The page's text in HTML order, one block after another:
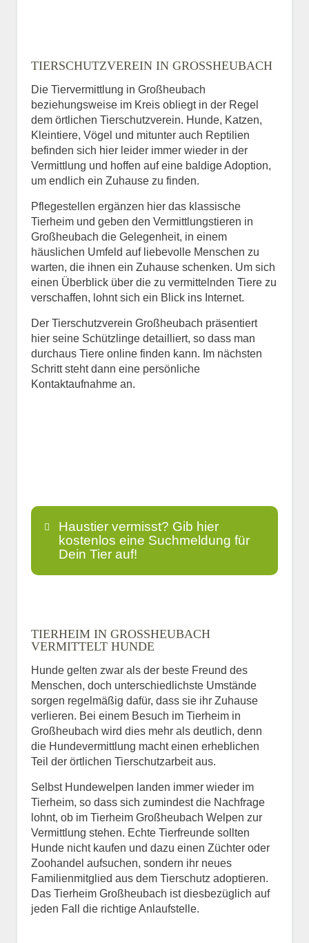
TIERSCHUTZVEREIN IN GROSSHEUBACH
Die Tiervermittlung in Großheubach
beziehungsweise im Kreis obliegt in der Regel
dem örtlichen Tierschutzverein. Hunde, Katzen,
Kleintiere, Vögel und mitunter auch Reptilien
befinden sich hier leider immer wieder in der
Vermittlung und hoffen auf eine baldige Adoption,
um endlich ein Zuhause zu finden.
Pflegestellen ergänzen hier das klassische
Tierheim und geben den Vermittlungstieren in
Großheubach die Gelegenheit, in einem
häuslichen Umfeld auf liebevolle Menschen zu
warten, die ihnen ein Zuhause schenken. Um sich
einen Überblick über die zu vermittelnden Tiere zu
verschaffen, lohnt sich ein Blick ins Internet.
Der Tierschutzverein Großheubach präsentiert
hier seine Schützlinge detailliert, so dass man
durchaus Tiere online finden kann. Im nächsten
Schritt steht dann eine persönliche
Kontaktaufnahme an.
Haustier vermisst? Gib hier
kostenlos eine Suchmeldung für
Dein Tier auf!
E-Mail*
Informationen über das
Tier.
Art des Tiers*
TIERHEIM IN GROSSHEUBACH V
ERMITTELT HUNDE
Hunde gelten zwar als der beste Freund des
Menschen, doch unterschiedlichste Umstände
sorgen regelmäßig dafür, dass sie ihr Zuhause
verlieren. Bei einem Besuch im Tierheim in
Großheubach wird dies mehr als deutlich, denn
die Hundevermittlung macht einen erheblichen
Teil der örtlichen Tierschutzarbeit aus.
Selbst Hundewelpen landen immer wieder im
Tierheim, so dass sich zumindest die Nachfrage
lohnt, ob im Tierheim Großheubach Welpen zur
Vermittlung stehen. Echte Tierfreunde sollten
Hunde nicht kaufen und dazu einen Züchter oder
Zoohandel aufsuchen, sondern ihr neues
Familienmitglied aus dem Tierschutz adoptieren.
Das Tierheim Großheubach ist diesbezüglich auf
jeden Fall die richtige Anlaufstelle.